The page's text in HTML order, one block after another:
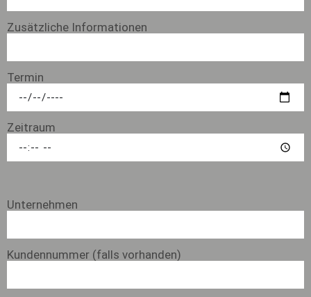
Zusätzliche Informationen
Termin
Zeitraum
Unternehmen
Kundennummer (falls vorhanden)